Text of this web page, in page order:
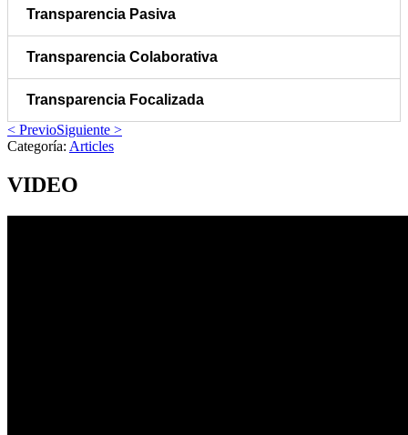
Transparencia Pasiva
Transparencia Colaborativa
Transparencia Focalizada
< PrevioSiguiente >
Categoría: Articles
VIDEO